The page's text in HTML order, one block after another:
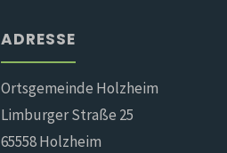
ADRESSE
Ortsgemeinde Holzheim
Limburger Straße 25
65558 Holzheim